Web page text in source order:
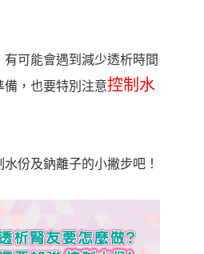
有可能會遇到減少透析時間
備，也要特別注意控制水
份及鈉離子的小撇步吧！